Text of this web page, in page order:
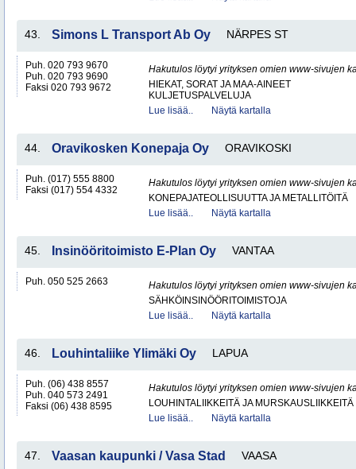
43. Simons L Transport Ab Oy NÄRPES ST
Puh. 020 793 9670
Puh. 020 793 9690
Faksi 020 793 9672
Hakutulos löytyi yrityksen omien www-sivujen
HIEKAT, SORAT JA MAA-AINEET
KULJETUSPALVELUJA
Lue lisää..
Näytä kartalla
44. Oravikosken Konepaja Oy ORAVIKOSKI
Puh. (017) 555 8800
Faksi (017) 554 4332
Hakutulos löytyi yrityksen omien www-sivujen
KONEPAJATEOLLISUUTTA JA METALLITÖITÄ
Lue lisää..
Näytä kartalla
45. Insinööritoimisto E-Plan Oy VANTAA
Puh. 050 525 2663
Hakutulos löytyi yrityksen omien www-sivujen
SÄHKÖINSINÖÖRITOIMISTOJA
Lue lisää..
Näytä kartalla
46. Louhintaliike Ylimäki Oy LAPUA
Puh. (06) 438 8557
Puh. 040 573 2491
Faksi (06) 438 8595
Hakutulos löytyi yrityksen omien www-sivujen
LOUHINTALIIKKEITÄ JA MURSKAUSLIIKKEITÄ
Lue lisää..
Näytä kartalla
47. Vaasan kaupunki / Vasa Stad VAASA